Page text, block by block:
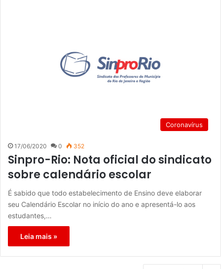
Coronavírus
17/06/2020 0 352
Sinpro-Rio: Nota oficial do sindicato
sobre calendário escolar
É sabido que todo estabelecimento de Ensino deve elaborar
seu Calendário Escolar no início do ano e apresentá-lo aos
estudantes,…
Leia mais »